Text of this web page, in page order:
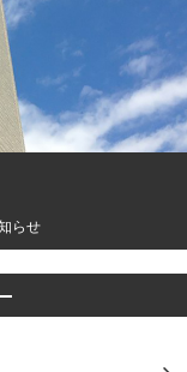
らせ